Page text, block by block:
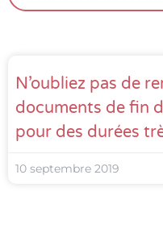
N’oubliez pas de
documents de fin
pour des durées
10 septembre 2019